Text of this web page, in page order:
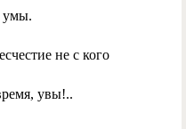
умы.
не с кого
увы!..